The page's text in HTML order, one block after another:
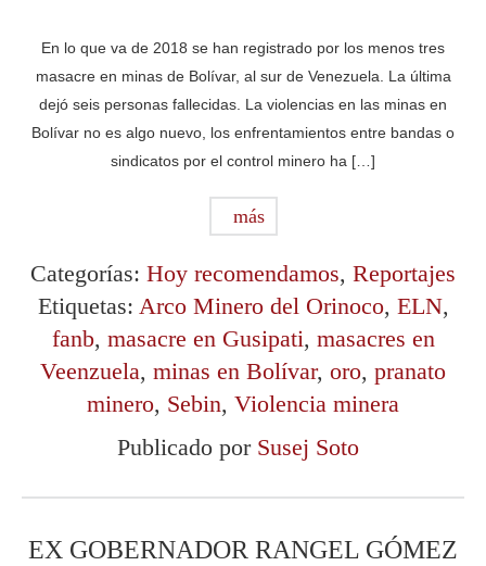
En lo que va de 2018 se han registrado por los menos tres
masacre en minas de Bolívar, al sur de Venezuela. La última
dejó seis personas fallecidas. La violencias en las minas en
Bolívar no es algo nuevo, los enfrentamientos entre bandas o
sindicatos por el control minero ha […]
más
Categorías: Hoy recomendamos, Reportajes
Etiquetas: Arco Minero del Orinoco, ELN,
fanb, masacre en Gusipati, masacres en
Veenzuela, minas en Bolívar, oro, pranato
minero, Sebin, Violencia minera
Publicado por Susej Soto
EX GOBERNADOR RANGEL GÓMEZ